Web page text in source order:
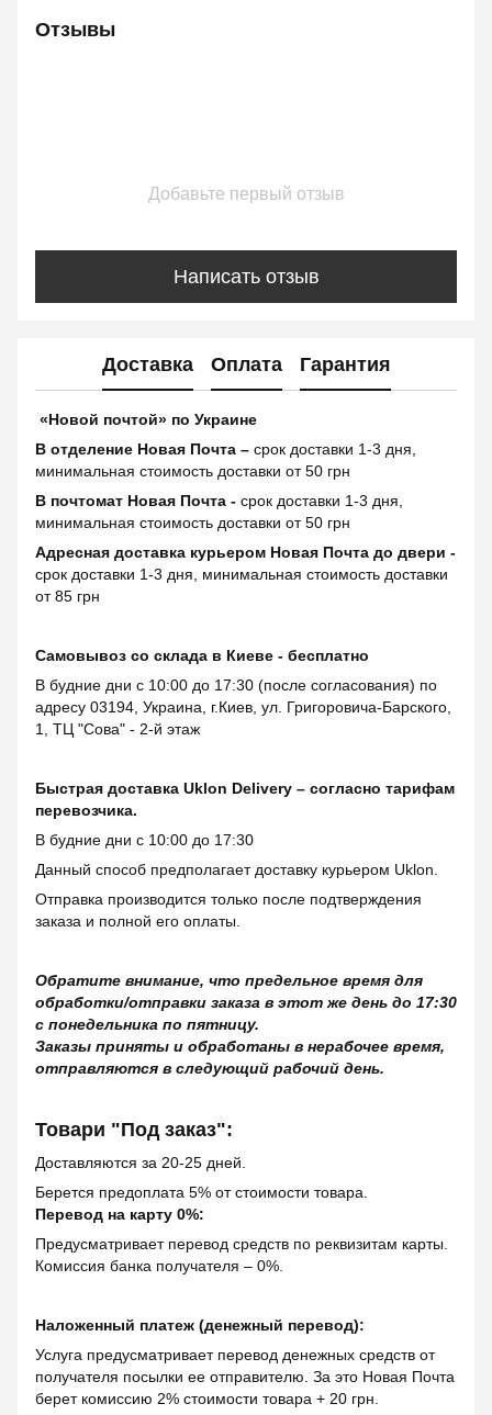
Отзывы
Добавьте первый отзыв
Написать отзыв
Доставка Оплата Гарантия
«Новой почтой» по Украине
В отделение Новая Почта – срок доставки 1-3 дня,
минимальная стоимость доставки от 50 грн
В почтомат Новая Почта - срок доставки 1-3 дня,
минимальная стоимость доставки от 50 грн
Адресная доставка курьером Новая Почта до двери -
срок доставки 1-3 дня, минимальная стоимость доставки
от 85 грн
Самовывоз со склада в Киеве - бесплатно
В будние дни с 10:00 до 17:30 (после согласования) по
адресу 03194, Украина, г.Киев, ул. Григоровича-Барского,
1, ТЦ "Сова" - 2-й этаж
Быстрая доставка Uklon Delivery – согласно тарифам
перевозчика.
В будние дни с 10:00 до 17:30
Данный способ предполагает доставку курьером Uklon.
Отправка производится только после подтверждения
заказа и полной его оплаты.
Обратите внимание, что предельное время для
обработки/отправки заказа в этот же день до 17:30
с понедельника по пятницу.
Заказы приняты и обработаны в нерабочее время,
отправляются в следующий рабочий день.
Товари "Под заказ":
Доставляются за 20-25 дней.
Берется предоплата 5% от стоимости товара.
Перевод на карту 0%:
Предусматривает перевод средств по реквизитам карты.
Комиссия банка получателя – 0%.
Наложенный платеж (денежный перевод):
Услуга предусматривает перевод денежных средств от
получателя посылки ее отправителю. За это Новая Почта
берет комиссию 2% стоимости товара + 20 грн.